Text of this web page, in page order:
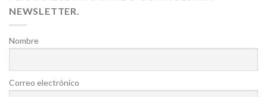
NEWSLETTER.
Nombre
Correo electrónico